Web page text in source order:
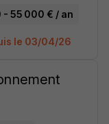
- 55 000 € / an
le 03/04/26